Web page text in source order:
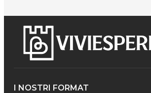
I NOSTRI FORMAT